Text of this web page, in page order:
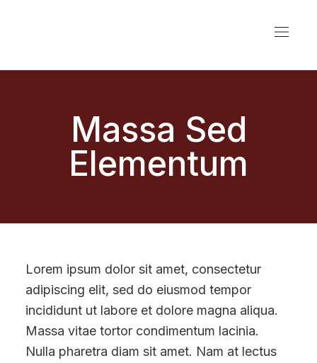
Massa Sed
Elementum
Lorem ipsum dolor sit amet, consectetur
adipiscing elit, sed do eiusmod tempor
incididunt ut labore et dolore magna aliqua.
Massa vitae tortor condimentum lacinia.
Nulla pharetra diam sit amet. Nam at lectus